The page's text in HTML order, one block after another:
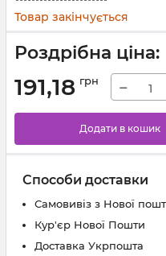
Товар закінчується
Роздрібна ціна:
191,18 грн −
Додати в кошик
Способи доставки
Самовивіз з Нової
Кур'єр Нової Пошти
Доставка Укрпошта